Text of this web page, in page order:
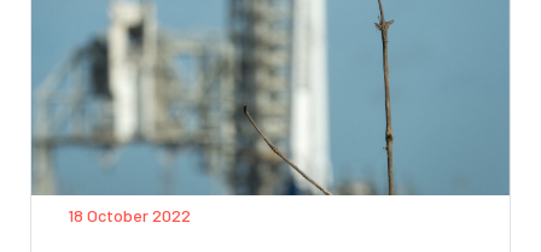
18 October 2022